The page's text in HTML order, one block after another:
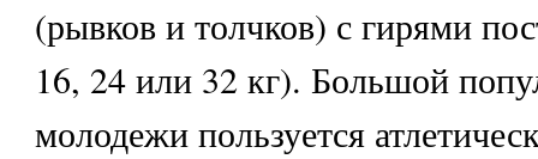
(рывков и толчков) с гирями
16, 24 или 32 кг). Большой
молодежи пользуется